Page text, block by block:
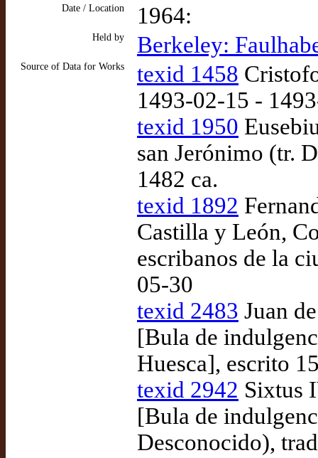
Date / Location 1964:
Held by Berkeley:
Source of Data for Works texid 1458
1493-02-15 -
texid 1950
san Jerónimo (tr.
1482 ca.
texid 1892
Castilla y León,
escribanos de la
05-30
texid 2483 Juan
[Bula de
Huesca], escrito
texid 2942 Sixtus
[Bula de
Desconocido),